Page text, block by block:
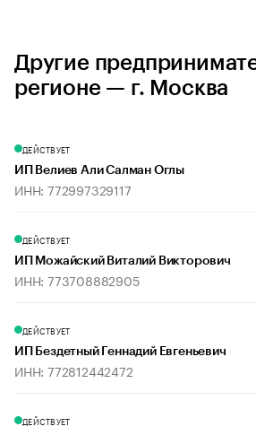
Другие
регионе — г. Москва
ДЕЙСТВУЕТ
ИП Велиев Али Салман Оглы
ИНН: 772997329117
ДЕЙСТВУЕТ
ИП Можайский Виталий Викторович
ИНН: 773708882905
ДЕЙСТВУЕТ
ИП Бездетный Геннадий Евгеньевич
ИНН: 772812442472
ДЕЙСТВУЕТ